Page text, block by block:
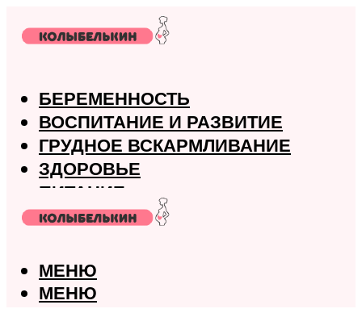
БЕРЕМЕННОСТЬ
ВОСПИТАНИЕ И РАЗВИТИЕ
ГРУДНОЕ ВСКАРМЛИВАНИЕ
ЗДОРОВЬЕ
ПИТАНИЕ
РОДЫ
МЕНЮ
МЕНЮ